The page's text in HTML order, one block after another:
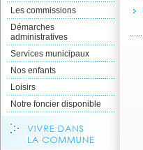
Les commissions
Démarches
administratives
Services municipaux
Nos enfants
Loisirs
Notre foncier disponible